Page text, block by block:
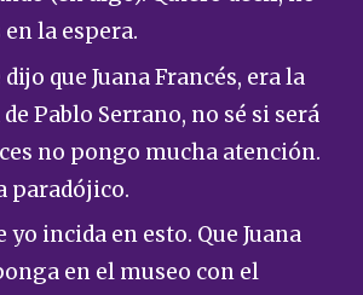
la espera.
que Juana Francés, era la
Pablo Serrano, no sé si será
no pongo mucha atención.
paradójico.
yo incida en esto. Que Juana
en el museo con el